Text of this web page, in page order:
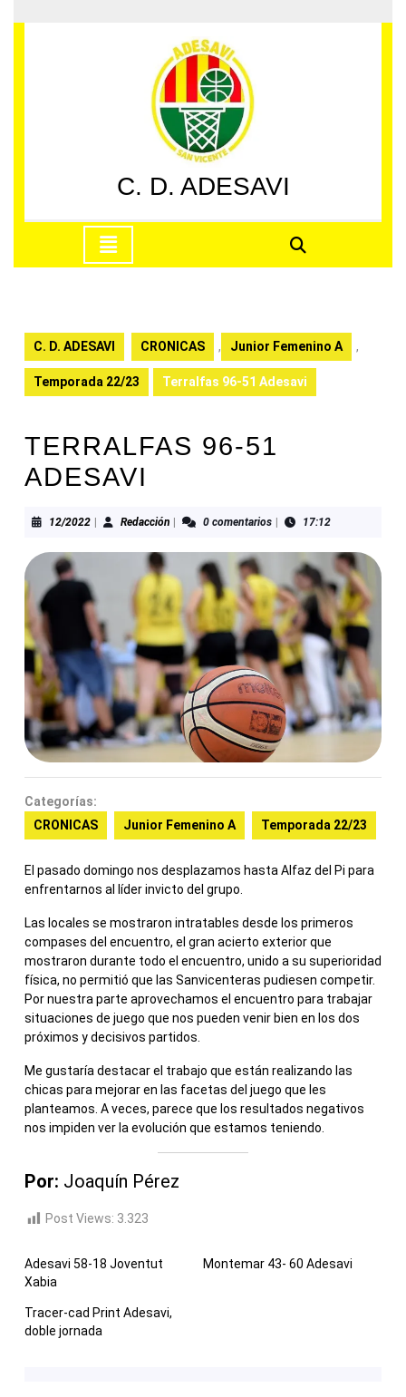
al
C. D. ADESAVI
apertura
C. D. ADESAVI CRONICAS , Junior Femenino A ,
Temporada 22/23 Terralfas 96-51 Adesavi
TERRALFAS 96-51
ADESAVI
12/202212/2022RedacciónRedacción0 comentarios 17:12
Categorías:
CRONICAS
Junior Femenino A Temporada 22/23
El pasado domingo nos desplazamos hasta Alfaz del Pi para
enfrentarnos al líder invicto del grupo.
Las locales se mostraron intratables desde los primeros
compases del encuentro, el gran acierto exterior que
mostraron durante todo el encuentro, unido a su superioridad
física, no permitió que las Sanvicenteras pudiesen competir.
Por nuestra parte aprovechamos el encuentro para trabajar
situaciones de juego que nos pueden venir bien en los dos
próximos y decisivos partidos.
Me gustaría destacar el trabajo que están realizando las
chicas para mejorar en las facetas del juego que les
planteamos. A veces, parece que los resultados negativos
nos impiden ver la evolución que estamos teniendo.
Por: Joaquín Pérez
Post Views: 3.323
Adesavi 58-18 Joventut
Xabia
Montemar 43- 60 Adesavi
Tracer-cad Print Adesavi,
doble jornada